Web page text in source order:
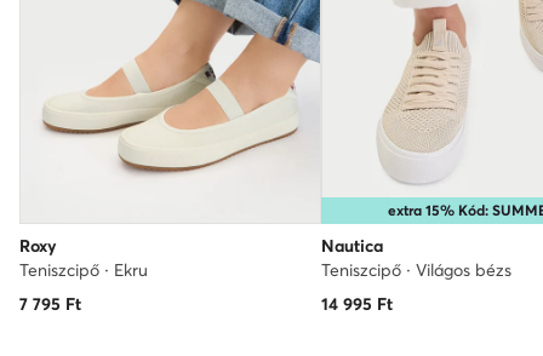
Roxy
Teniszcipő · Ekru
7 795 Ft
extra 15% Kód:
Nautica
Teniszcipő · Világos bézs
14 995 Ft